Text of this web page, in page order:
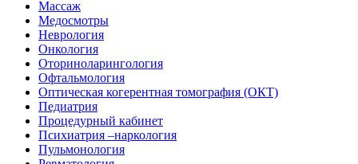
Массаж
Медосмотры
Неврология
Онкология
Оториноларингология
Офтальмология
Оптическая когерентная томография (ОКТ)
Педиатрия
Процедурный кабинет
Психиатрия –наркология
Пульмонология